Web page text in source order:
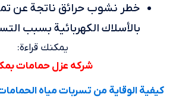
خطر نشوب حرائق ناتجة عن
بالأسلاك الكهربائية بسبب
يمكنك قراءة:
شركه عزل حمامات
كيفية الوقاية من تسربات مياه